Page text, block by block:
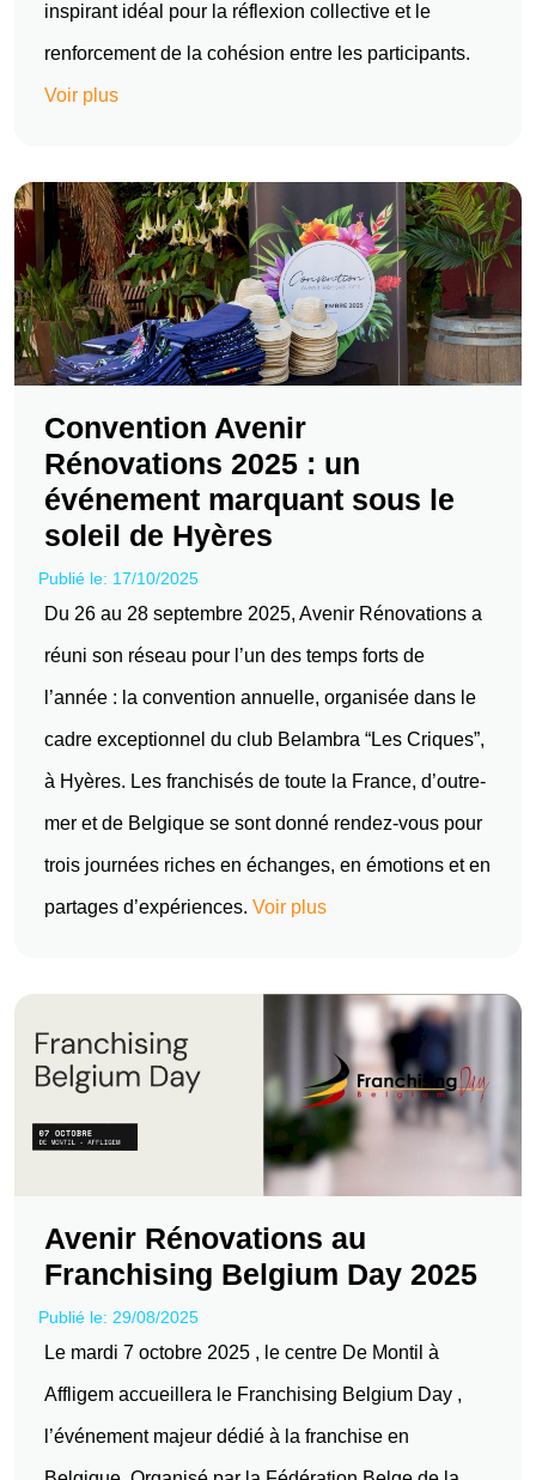
inspirant idéal pour la réflexion collective et le
renforcement de la cohésion entre les participants.
Voir plus
Convention Avenir
Rénovations 2025 : un
événement marquant sous le
soleil de Hyères
Publié le: 17/10/2025
Du 26 au 28 septembre 2025, Avenir Rénovations a
réuni son réseau pour l’un des temps forts de
l’année : la convention annuelle, organisée dans le
cadre exceptionnel du club Belambra “Les Criques”,
à Hyères. Les franchisés de toute la France, d’outre-
mer et de Belgique se sont donné rendez-vous pour
trois journées riches en échanges, en émotions et en
partages d’expériences. Voir plus
Avenir Rénovations au
Franchising Belgium Day 2025
Publié le: 29/08/2025
Le mardi 7 octobre 2025 , le centre De Montil à
Affligem accueillera le Franchising Belgium Day ,
l’événement majeur dédié à la franchise en